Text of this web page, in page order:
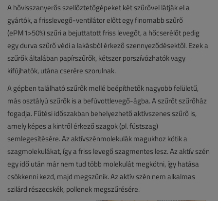
A hővisszanyerős szellőztetőgépeket két szűrővel látják el a
gyártók, a frisslevegő-ventilátor előtt egy finomabb szűrő
(ePM1>50%) szűri a bejuttatott friss levegőt, a hőcserélőt pedig
egy durva szűrő védi a lakásból érkező szennyeződésektől. Ezek a
szűrők általában papírszűrők, kétszer porszívózhatók vagy
kifújhatók, utána cserére szorulnak.
A gépben található szűrők mellé beépíthetők nagyobb felületű,
más osztályú szűrők is a befúvottlevegő-ágba. A szűrőt szűrőház
fogadja. Fűtési időszakban behelyezhető aktívszenes szűrő is,
amely képes a kintről érkező szagok (pl. füstszag)
semlegesítésére. Az aktívszénmolekulák magukhoz kötik a
szagmolekulákat, így a friss levegő szagmentes lesz. Az aktív szén
egy idő után már nem tud több molekulát megkötni, így hatása
csökkenni kezd, majd megszűnik. Az aktív szén nem alkalmas
szilárd részecskék, pollenek megszűrésére.